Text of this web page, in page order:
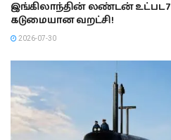
இங்கிலாந்தின் லண்டன் உட்பட 7
கடுமையான வறட்சி!
2026-07-30